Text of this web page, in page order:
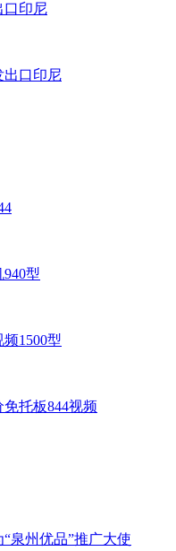
口印尼
出口印尼
型
1500型
托板844视频
泉州优品”推广大使